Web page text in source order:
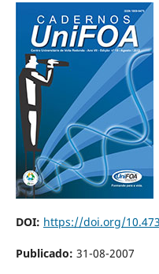
DOI: https://doi.org/
Publicado: 31-08-2007